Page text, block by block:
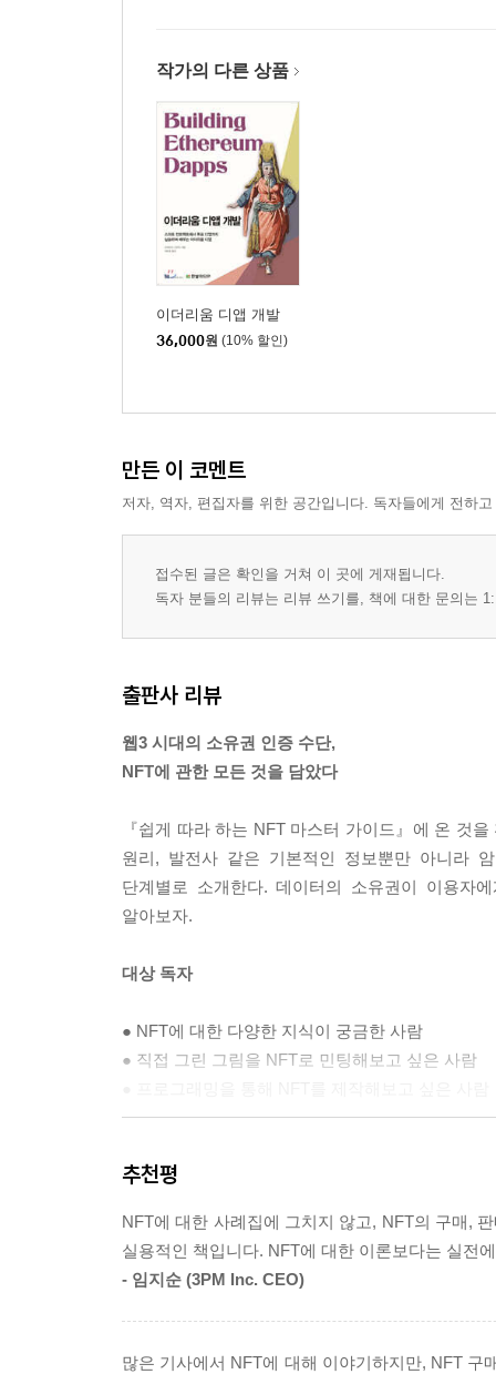
작가의 다른 상품
이더리움 디앱 개발
36,000원 (10% 할인)
만든 이 코멘트
저자, 역자, 편집자를 위한 공간입니다. 독자들에게 전하
접수된 글은 확인을 거쳐 이 곳에 게재됩니다.
독자 분들의 리뷰는 리뷰 쓰기를, 책에 대한 문의는
출판사 리뷰
웹3 시대의 소유권 인증 수단,
NFT에 관한 모든 것을 담았다
『쉽게 따라 하는 NFT 마스터 가이드』에 온 것
원리, 발전사 같은 기본적인 정보뿐만 아니라
단계별로 소개한다. 데이터의 소유권이 이용자
알아보자.
대상 독자
● NFT에 대한 다양한 지식이 궁금한 사람
● 직접 그린 그림을 NFT로 민팅해보고 싶은 사람
● 블록체인과 대체 불가 토큰의 작동 방식
● 오픈씨, 라리블 등 다양한 NFT 마켓플레이스 이
● NFT 민트 방법과 매매 방법
● 프로그래밍을 통한 나만의 NFT 제작법
추천평
NFT에 대한 사례집에 그치지 않고, NFT의 구매,
실용적인 책입니다. NFT에 대한 이론보다는 실전
- 임지순 (3PM Inc. CEO)
많은 기사에서 NFT에 대해 이야기하지만, NFT